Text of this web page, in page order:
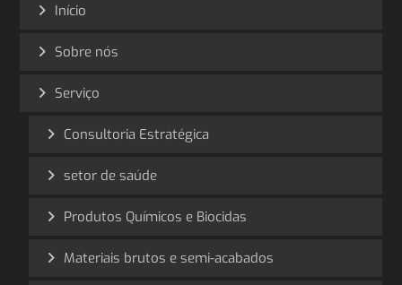
Início
Sobre nós
Serviço
Consultoria Estratégica
setor de saúde
Produtos Químicos e Biocidas
Materiais brutos e semi-acabados